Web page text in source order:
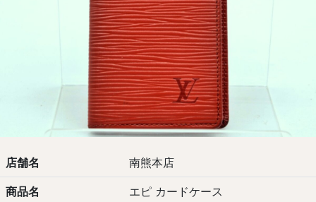
店舗名 南熊本店
商品名 エピ カードケース